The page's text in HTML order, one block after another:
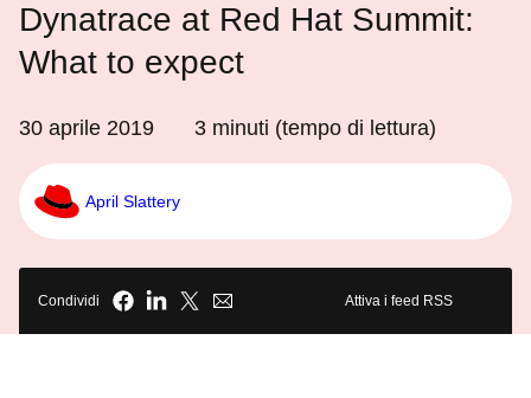
Dynatrace at Red Hat Summit:
What to expect
30 aprile 2019 3 minuti (tempo di lettura)
April Slattery
Condividi Attiva i feed RSS